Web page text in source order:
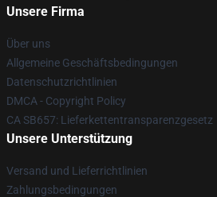
Unsere Firma
Über uns
Allgemeine Geschäftsbedingungen
Datenschutzrichtlinien
DMCA - Copyright Policy
CA SB657: Lieferkettentransparenzgesetz
Unsere Unterstützung
Versand und Lieferrichtlinien
Zahlungsbedingungen